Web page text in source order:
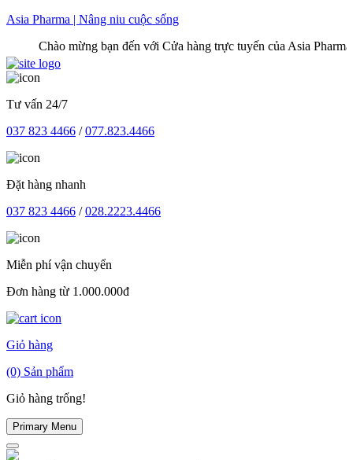
Skip
content
Asia Pharma | Nâng niu cuộc sống
Chào mừng bạn đến với Cửa hàng trực tuyến của Asia Pharma
Tư vấn 24/7
037 823 4466 /077.823.4466
Đặt hàng nhanh
037 823 4466 /028.2223.4466
Miễn phí vận chuyển
Đơn hàng từ 1.000.000đ
Giỏ hàng
(0) Sản phẩm
Giỏ hàng trống!
Primary Menu